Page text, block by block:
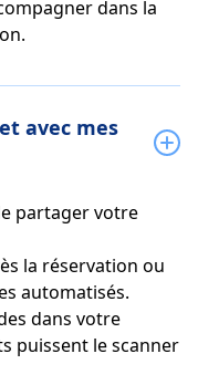
dans la
avec mes
partager votre
la réservation ou
automatisés.
dans votre
puissent le scanner